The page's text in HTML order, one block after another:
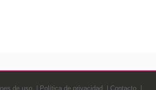
de uso Política de privacidad Contacto